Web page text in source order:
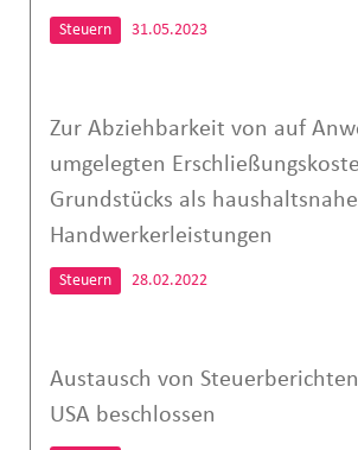
Steuern 31.05.2023
Zur Abziehbarkeit von auf
umgelegten
Grundstücks als haushaltsnahe
Handwerkerleistungen
Steuern 28.02.2022
Austausch von
USA beschlossen